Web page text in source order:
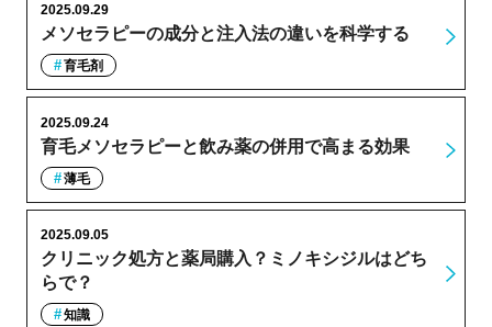
メソセラピーの成分と注入法の違いを科学する
2025.09.29
育毛剤
育毛メソセラピーと飲み薬の併用で高まる効果
2025.09.24
薄毛
クリニック処方と薬局購入？ミノキシジルはどち
らで？
2025.09.05
知識